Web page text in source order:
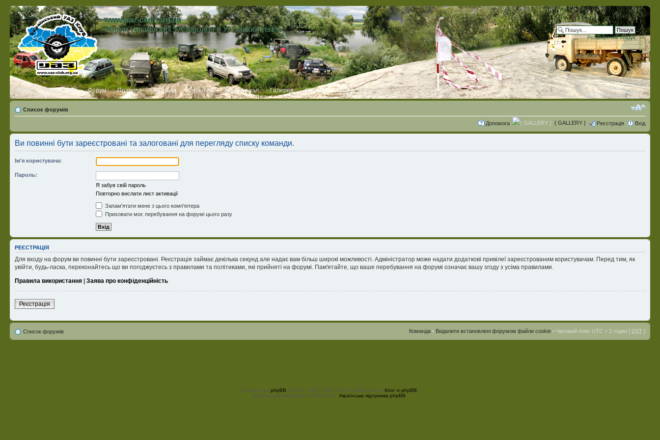
www.uaz-club.org.ua
Форум украинских УАЗоводов и УАЗолюбителей
Розширений пошук
О нас Лица Клуба Форум Правила Встречи События Бортжурнал Галерея Ссылки СТО
Список форумів
Допомога { GALLERY } Реєстрація Вхід
Ви повинні бути зареєстровані та залоговані для перегляду списку команди.
Ім'я користувача:
Пароль:
Я забув свій пароль
Повторно вислати лист активації
Запам'ятати мене з цього комп'ютера
Приховати моє перебування на форумі цього разу
РЕЄСТРАЦІЯ
Для входу на форум ви повинні бути зареєстровані. Реєстрація займає декілька секунд але надає вам більш широкі можливості. Адміністратор може надати додаткові привілеї зареєстрованим користувачам. Перед тим, як
увійти, будь-ласка, переконайтесь що ви погоджуєтесь з правилами та політиками, які прийняті на форумі. Пам'ятайте, що ваше перебування на форумі означає вашу згоду з усіма правилами.
Правила використання | Заява про конфіденційність
Реєстрація
Список форумів Команда • Видалити встановлені форумом файли cookie • Часовий пояс UTC + 2 годин [ DST ]
Powered by phpBB © 2000, 2002, 2005, 2007 phpBB Group (блог о phpBB)
Український переклад © 2005-2011
Українська підтримка phpBB